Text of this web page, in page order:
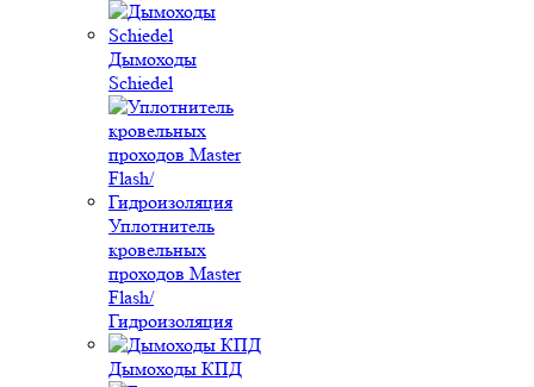
Дымоходы
Schiedel
Уплотнитель
кровельных
проходов Master
Flash/
Гидроизоляция
Дымоходы КПД